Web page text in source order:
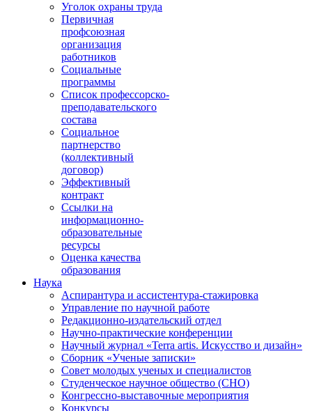
Уголок охраны труда
Первичная
профсоюзная
организация
работников
Социальные
программы
Список профессорско-
преподавательского
состава
Социальное
партнерство
(коллективный
договор)
Эффективный
контракт
Ссылки на
информационно-
образовательные
ресурсы
Оценка качества
образования
Наука
Аспирантура и ассистентура-стажировка
Управление по научной работе
Редакционно-издательский отдел
Научно-практические конференции
Научный журнал «Terra artis. Искусство и дизайн»
Сборник «Ученые записки»
Совет молодых ученых и специалистов
Студенческое научное общество (СНО)
Конгрессно-выставочные мероприятия
Конкурсы